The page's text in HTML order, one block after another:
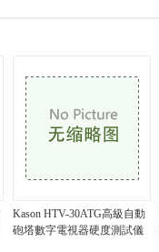
Kason HTV-30ATG高級自動
砲塔數字電視器硬度測試儀